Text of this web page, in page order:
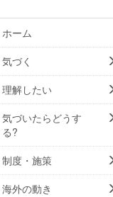
ホーム
気づく
理解したい
気づいたらどうす
る?
制度・施策
海外の動き